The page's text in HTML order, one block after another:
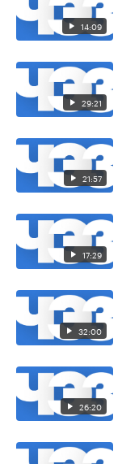
14:09
29:21
21:57
17:29
32:00
26:20